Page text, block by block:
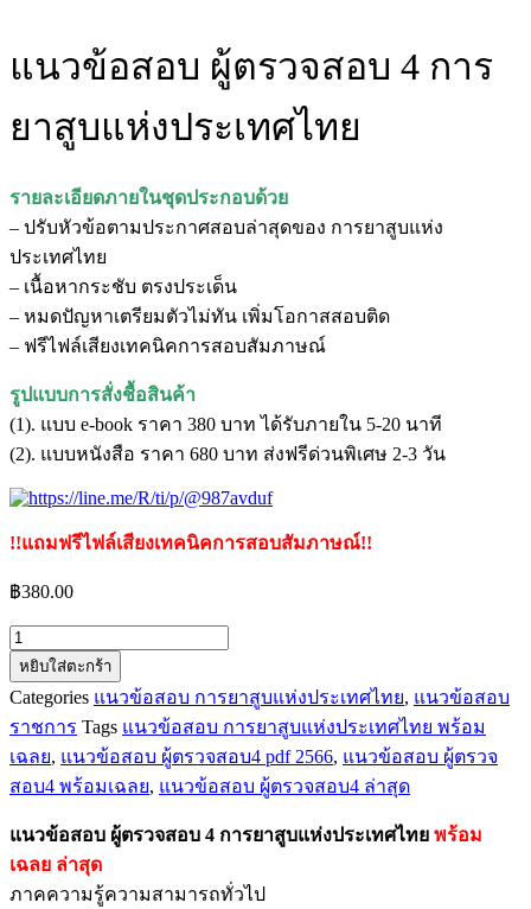
แนวข้อสอบ ผู้ตรวจสอบ 4 การ
ยาสูบแห่งประเทศไทย
รายละเอียดภายในชุดประกอบด้วย
– ปรับหัวข้อตามประกาศสอบล่าสุดของ การยาสูบแห่ง
ประเทศไทย
– เนื้อหากระชับ ตรงประเด็น
– หมดปัญหาเตรียมตัวไม่ทัน เพิ่มโอกาสสอบติด
– ฟรีไฟล์เสียงเทคนิคการสอบสัมภาษณ์
รูปแบบการสั่งชื้อสินค้า
(1). แบบ e-book ราคา 380 บาท ได้รับภายใน 5-20 นาที
(2). แบบหนังสือ ราคา 680 บาท ส่งฟรีด่วนพิเศษ 2-3 วัน
!!แถมฟรีไฟล์เสียงเทคนิคการสอบสัมภาษณ์!!
฿380.00
จำนวน
แนว
ข้อสอบ
ผู้
ตรวจ
สอบ
การ
ยาสูบ
แห่ง
หยิบใส่ตะกร้า
Categories แนวข้อสอบ การยาสูบแห่งประเทศไทย, แนวข้อสอบ
ราชการ Tags แนวข้อสอบ การยาสูบแห่งประเทศไทย พร้อม
เฉลย, แนวข้อสอบ ผู้ตรวจสอบ4 pdf 2566, แนวข้อสอบ ผู้ตรวจ
สอบ4 พร้อมเฉลย, แนวข้อสอบ ผู้ตรวจสอบ4 ล่าสุด
แนวข้อสอบ ผู้ตรวจสอบ 4 การยาสูบแห่งประเทศไทย พร้อม
เฉลย ล่าสุด
ภาคความรู้ความสามารถทั่วไป